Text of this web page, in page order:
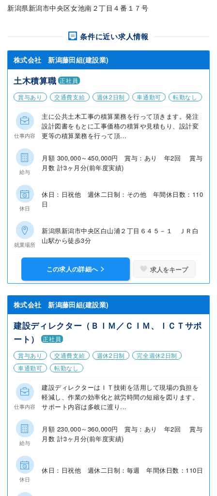
新潟県新潟市中央区女池南２丁目４番１７号
条件に近い求人情報
株式会社 新潟藤田組(建設業)
土木積算職 正社員
賞与あり
交通費支給 週休2日制 車通勤可 転勤なし
仕事内容
主に公共土木工事の積算業務を行って頂きます。発注
設計図書をもとに工事価格の積算や見積もり、設計変
更等の積算業務を行って頂...
給与
月額 300,000～450,000円 賞与：あり 年2回 賞与
月数 計3ヶ月分(前年度実績)
休日
休日：日祝他 週休二日制：その他 年間休日数：110
日
就業場所
新潟県新潟市中央区白山浦２丁目６４５－１ ＪＲ白
山駅から徒歩3分
この求人の詳細へ 求人をキープ
株式会社 新潟藤田組(建設業)
建設ディレクター（ＢＩＭ／ＣＩＭ、ＩＣＴサポ
ート）
正社員
賞与あり
交通費支給 週休2日制
完全週休2日制
車通勤可
転勤なし
仕事内容
建設ディレクターはＩＴ技術を活用して現場の負担を
軽減し、作業の効率化と就労時間の短縮を図ります。
サポート内容は多岐に渡り...
給与
月額 230,000～360,000円 賞与：あり 年2回 賞与
月数 計3ヶ月分(前年度実績)
休日
休日：日祝他 週休二日制：毎週 年間休日数：110日